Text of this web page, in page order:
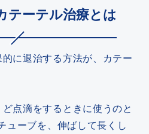
テーテル治療とは
に退治する方法が、カテー
点滴をするときに使うのと
ューブを、伸ばして長くし